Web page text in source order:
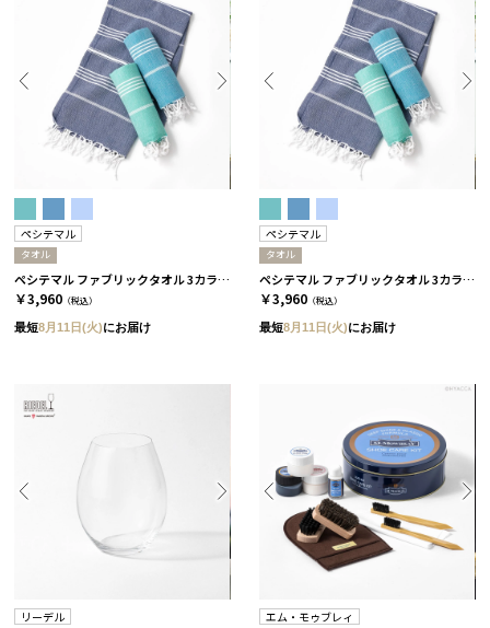
ペシテマル
タオル
ペシテマル ファブリックタオル 3カラー コバルト
￥3,960 （税込）
最短8月11日(火)にお届け
ペシテマル
タオル
ペシテマル ファブリックタオル 3カラー アイスランド
￥3,960 （税込）
最短8月11日(火)にお届け
リーデル エム・モゥブレィ